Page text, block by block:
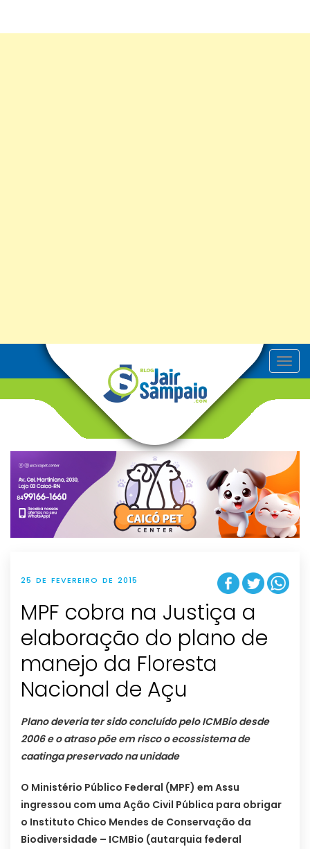
T
o
v
g
t
i
o
n
25 DE FEVEREIRO DE 2015
MPF cobra na Justiça a
elaboração do plano de
manejo da Floresta
Nacional de Açu
Plano deveria ter sido concluído pelo ICMBio desde
2006 e o atraso põe em risco o ecossistema de
caatinga preservado na unidade
O Ministério Público Federal (MPF) em Assu
ingressou com uma Ação Civil Pública para obrigar
o Instituto Chico Mendes de Conservação da
Biodiversidade – ICMBio (autarquia federal